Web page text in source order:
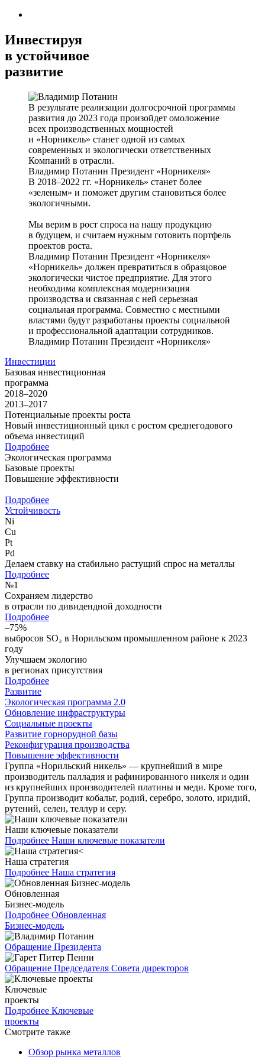
Инвестируя
в устойчивое
развитие
В результате реализации долгосрочной программы
развития до 2023 года произойдет омоложение
всех производственных мощностей
и «Норникель» станет одной из самых
современных и экологически ответственных
Компаний в отрасли.
Владимир Потанин Президент «Норникеля»
В 2018–2022 гг. «Норникель» станет более
«зеленым» и поможет другим становиться более
экологичными.
Мы верим в рост спроса на нашу продукцию
в будущем, и считаем нужным готовить портфель
проектов роста.
Владимир Потанин Президент «Норникеля»
«Норникель» должен превратиться в образцовое
экологически чистое предприятие. Для этого
необходима комплексная модернизация
производства и связанная с ней серьезная
социальная программа. Совместно с местными
властями будут разработаны проекты социальной
и профессиональной адаптации сотрудников.
Владимир Потанин Президент «Норникеля»
Инвестиции
Базовая инвестиционная
программа
2018–2020
2013–2017
Потенциальные проекты роста
Новый инвестиционный цикл с ростом среднегодового
объема инвестиций
Подробнее
Экологическая программа
Базовые проекты
Повышение эффективности
Подробнее
Устойчивость
Ni
Cu
Pt
Pd
Делаем ставку на стабильно растущий спрос на металлы
Подробнее
№1
Сохраняем лидерство
в отрасли по дивидендной доходности
Подробнее
–75%
выбросов SO₂ в Норильском промышленном районе к 2023
году
Улучшаем экологию
в регионах присутствия
Подробнее
Развитие
Экологическая программа 2.0
Обновление инфраструктуры
Социальные проекты
Развитие горнорудной базы
Реконфигурация производства
Повышение эффективности
Группа «Норильский никель» — крупнейший в мире
производитель палладия и рафинированного никеля и один
из крупнейших производителей платины и меди. Кроме того,
Группа производит кобальт, родий, серебро, золото, иридий,
рутений, селен, теллур и серу.
Наши ключевые показатели
Подробнее Наши ключевые показатели
Наша стратегия
Подробнее Наша стратегия
Обновленная
Бизнес-модель
Подробнее Обновленная
Бизнес-модель
Обращение Президента
Обращение Председателя Совета директоров
Ключевые
проекты
Подробнее Ключевые
проекты
Смотрите также
Обзор рынка металлов